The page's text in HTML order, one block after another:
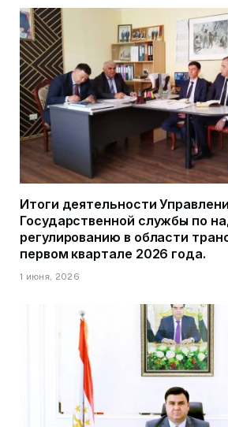
Итоги деятельности
Государственной службы по
регулированию в области
первом квартале 2026 года.
1 июня, 2026